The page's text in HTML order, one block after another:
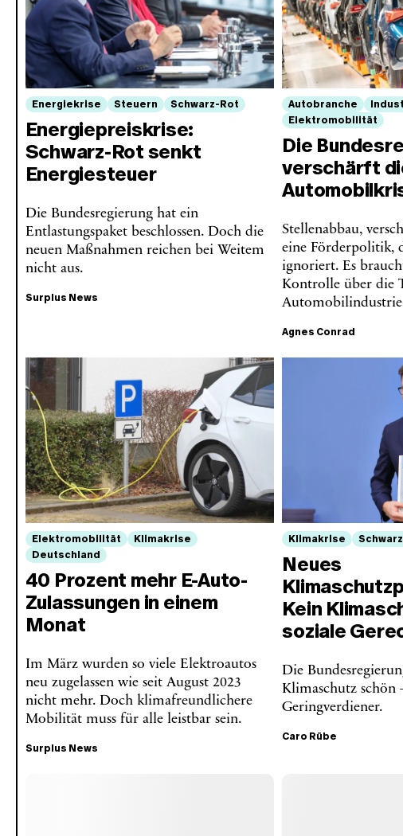
Energiekrise Steuern Schwarz-Rot
Energiepreiskrise:
Schwarz-Rot senkt
Energiesteuer
Die Bundesregierung hat ein
Entlastungspaket beschlossen. Doch die
neuen Maßnahmen reichen bei Weitem
nicht aus.
Surplus News
Autobranche
Elektromobilität
Die
verschärft
Stellenabbau,
eine Förderpolitik,
ignoriert. Es
Kontrolle über die
Agnes Conrad
Elektromobilität
Klimakrise
Deutschland
40 Prozent mehr E-Auto-
Zulassungen in einem
Monat
Im März wurden so viele Elektroautos
neu zugelassen wie seit August 2023
nicht mehr. Doch klimafreundlichere
Mobilität muss für alle leistbar sein.
Surplus News
Klimakrise
Neues
Kein
soziale
Die
Klimaschutz schön
Geringverdiener.
Caro Rübe